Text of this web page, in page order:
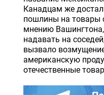
Канадцам же
пошлины на товары
мнению
надавать на
вызвало
американскую
отечественные